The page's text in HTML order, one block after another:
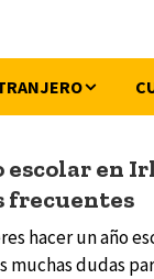
escolar en
frecuentes
hacer un año
muchas dudas